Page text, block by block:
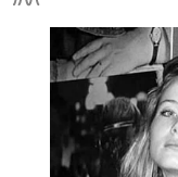
Anasayfa
Sitene Ekle